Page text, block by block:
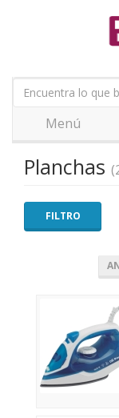
Menú
Planchas
FILTRO